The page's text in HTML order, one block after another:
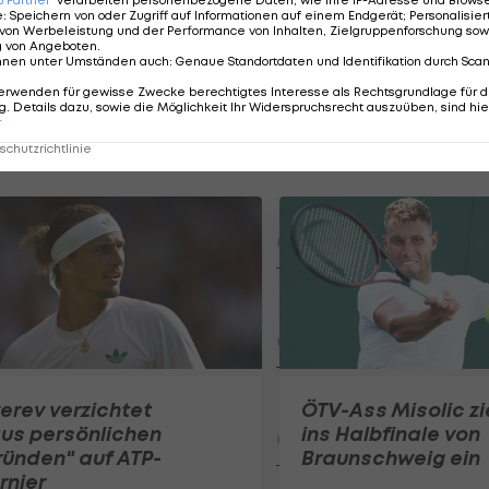
Der legendäre
Tirol I #Zwarakonferenz
Zwarakonferenz
Am Stammtisch bei Andy
Knett
Stammtisch
I schau a #LigaZWA - Die
I schau a LigaZWA
Titelfavorit?
Ansakonferenz
verzichtet
persönlichen
auf ATP-
ÖTV-Ass Misolic
ins Halbfinale von
Braunschweig ein
: Speichern von oder Zugriff auf Informationen auf einem Endgerät;
Werbeleistung und der Performance von Inhalten, Zielgruppenforschung
von Angeboten
unter Umständen auch: Genaue Standortdaten und Identifikation durch
für gewisse Zwecke berechtigtes Interesse als Rechtsgrundlage für
Details dazu, sowie die Möglichkeit Ihr Widerspruchsrecht auszuüben, sind